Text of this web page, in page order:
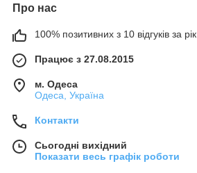
Про нас
100% позитивних з 10 відгуків за рік
Працює з 27.08.2015
м. Одеса
Одеса, Україна
Контакти
Сьогодні вихідний
Показати весь графік роботи